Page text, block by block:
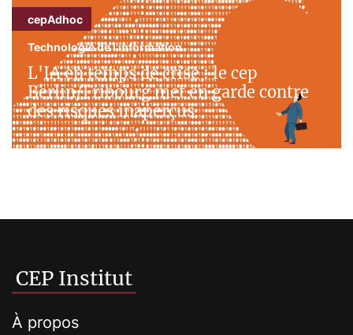
cepAdhoc
Technologie de l'information
L'IA en temps de crise : le cep
Berlin/Fribourg met en garde contre
des risques inaperçus
CEP Institut
À propos